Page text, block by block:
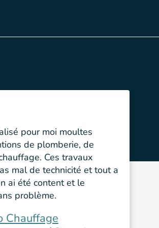
pour moi moultes
de plomberie, de
Ces travaux
mal de technicité et tout a
ai été content et le
problème.
Chauffage